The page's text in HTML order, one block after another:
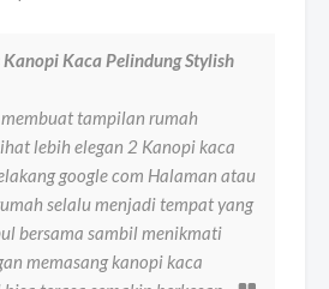
Kanopi Kaca Pelindung Stylish
tampilan rumah
lebih elegan 2 Kanopi kaca
google com Halaman atau
selalu menjadi tempat yang
bersama sambil menikmati
memasang kanopi kaca